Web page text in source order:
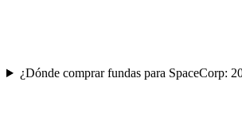
¿Dónde comprar fundas para SpaceCorp: